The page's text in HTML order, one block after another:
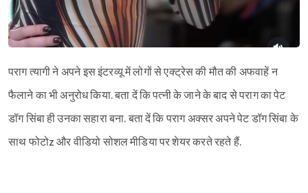
पराग त्यागी ने अपने इस इंटरव्यू में लोगों से एक्ट्रेस की मौत की अफवाहें न
फैलाने का भी अनुरोध किया. बता दें कि पत्नी के जाने के बाद से पराग का पेट
डॉग सिंबा ही उनका सहारा बना. बता दें कि पराग अक्सर अपने पेट डॉग सिंबा के
साथ फोटोz और वीडियो सोशल मीडिया पर शेयर करते रहते हैं.